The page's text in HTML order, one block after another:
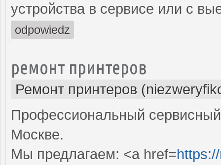
устройства в сервисе или с
odpowiedz
ремонт принтеров
Ремонт принтеров
Профессиональный
Москве.
Мы предлагаем: <a href=